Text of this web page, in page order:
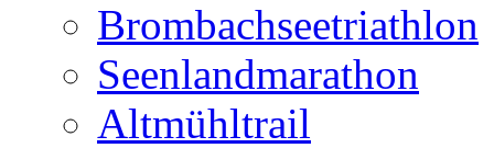
Brombachseetriathlon
Seenlandmarathon
Altmühltrail